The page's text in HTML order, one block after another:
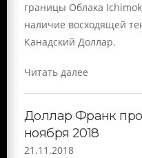
границы Облака
наличие восходящей
Канадский Доллар.
Читать далее
Доллар Франк
ноября 2018
21.11.2018